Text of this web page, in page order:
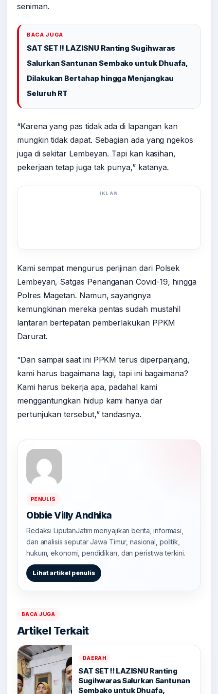
seniman.
BACA JUGA
SAT SET !! LAZISNU Ranting Sugihwaras
Salurkan Santunan Sembako untuk Dhuafa,
Dilakukan Bertahap hingga Menjangkau
Seluruh RT
“Karena yang pas tidak ada di lapangan kan
mungkin tidak dapat. Sebagian ada yang ngekos
juga di sekitar Lembeyan. Tapi kan kasihan,
pekerjaan tetap juga tak punya,” katanya.
IKLAN
Kami sempat mengurus perijinan dari Polsek
Lembeyan, Satgas Penanganan Covid-19, hingga
Polres Magetan. Namun, sayangnya
kemungkinan mereka pentas sudah mustahil
lantaran bertepatan pemberlakukan PPKM
Darurat.
“Dan sampai saat ini PPKM terus diperpanjang,
kami harus bagaimana lagi, tapi ini bagaimana?
Kami harus bekerja apa, padahal kami
menggantungkan hidup kami hanya dar
pertunjukan tersebut,” tandasnya.
PENULIS
Obbie Villy Andhika
Redaksi LiputanJatim menyajikan berita, informasi,
dan analisis seputar Jawa Timur, nasional, politik,
hukum, ekonomi, pendidikan, dan peristiwa terkini.
Lihat artikel penulis
BACA JUGA
Artikel Terkait
DAERAH
SAT SET !! LAZISNU Ranting
Sugihwaras Salurkan Santunan
Sembako untuk Dhuafa,